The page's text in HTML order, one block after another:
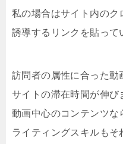
私の場合はサイト内のク
誘導するリンクを貼って
訪問者の属性に合った動
サイトの滞在時間が伸び
動画中心のコンテンツな
ライティングスキルも